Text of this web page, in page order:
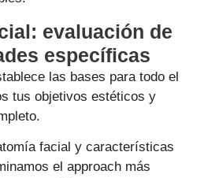
evaluación de
específicas
las bases para todo el
tus objetivos estéticos y
facial y características
el approach más